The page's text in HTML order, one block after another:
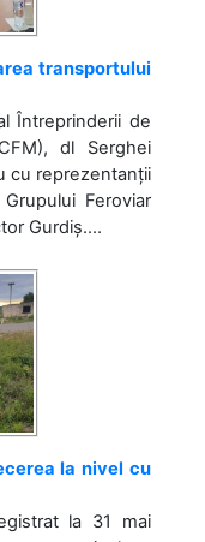
transportului
Întreprinderii de
dl Serghei
cu reprezentanții
Feroviar
Gurdiș....
la nivel cu
la 31 mai